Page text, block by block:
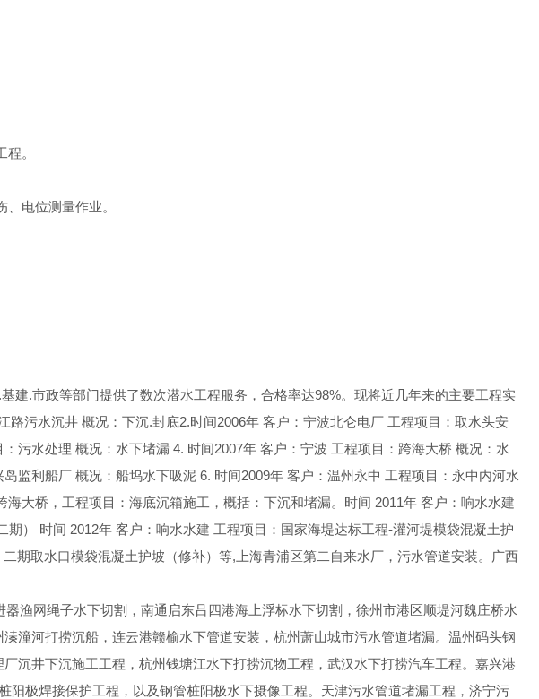
。
电位测量作业。
建.市政等部门提供了数次潜水工程服务，合格率达98%。现将近几年来的主要工程实
污水沉井 概况：下沉.封底2.时间2006年 客户：宁波北仑电厂 工程项目：取水头安
污水处理 概况：水下堵漏 4. 时间2007年 客户：宁波 工程项目：跨海大桥 概况：水
监利船厂 概况：船坞水下吸泥 6. 时间2009年 客户：温州永中 工程项目：永中内河水
大桥，工程项目：海底沉箱施工，概括：下沉和堵漏。时间 2011年 客户：响水水建
） 时间 2012年 客户：响水水建 工程项目：国家海堤达标工程-灌河堤模袋混凝土护
期取水口模袋混凝土护坡（修补）等,上海青浦区第二自来水厂，污水管道安装。广西
渔网绳子水下切割，南通启东吕四港海上浮标水下切割，徐州市港区顺堤河魏庄桥水
潼河打捞沉船，连云港赣榆水下管道安装，杭州萧山城市污水管道堵漏。温州码头钢
沉井下沉施工工程，杭州钱塘江水下打捞沉物工程，武汉水下打捞汽车工程。嘉兴港
阳极焊接保护工程，以及钢管桩阳极水下摄像工程。天津污水管道堵漏工程，济宁污